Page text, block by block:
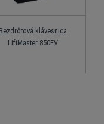
Bezdrôtová klávesnica
LiftMaster 850EV